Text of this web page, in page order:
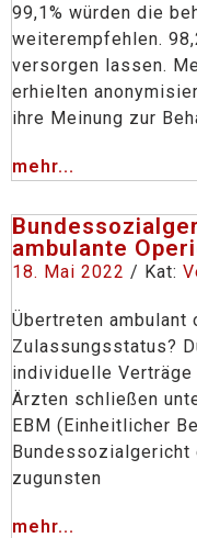
99,1% würden die
weiterempfehlen.
versorgen lassen.
erhielten
ihre Meinung zur
mehr...
ambulante
18. Mai 2022 / Kat:
Übertreten ambulant
Zulassungsstatus?
individuelle
Ärzten schließen
EBM (Einheitlicher
Bundessozialgericht
zugunsten
mehr...